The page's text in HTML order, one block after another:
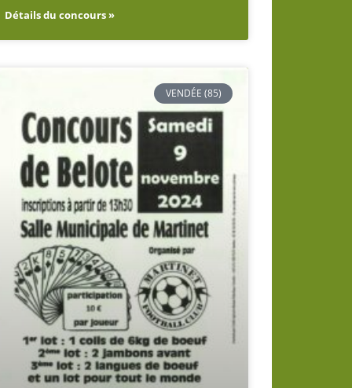
Détails du concours »
VENDÉE (85)